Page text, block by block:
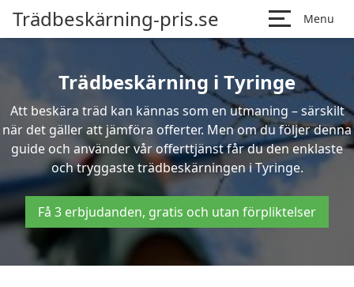
Trädbeskärning-pris.se Menu
Trädbeskärning i Tyringe
Att beskära träd kan kännas som en utmaning – särskilt
när det gäller att jämföra offerter. Men om du följer denna
guide och använder vår offerttjänst får du den enklaste
och tryggaste trädbeskärningen i Tyringe.
Få 3 erbjudanden, gratis och utan förpliktelser